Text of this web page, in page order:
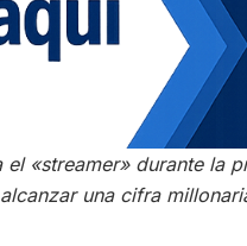
«streamer» durante la
una cifra